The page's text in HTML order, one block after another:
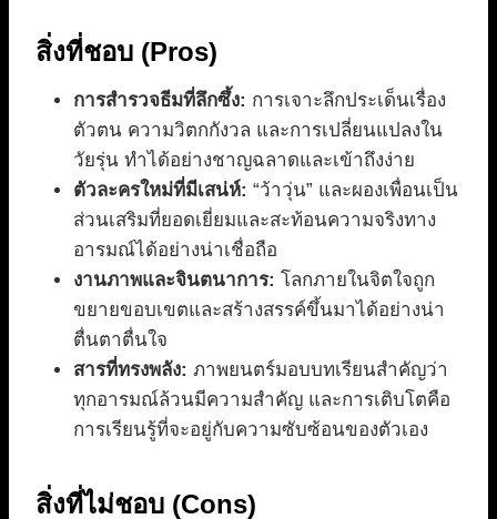
สิ่งที่ชอบ (Pros)
การสำรวจธีมที่ลึกซึ้ง: การเจาะลึกประเด็นเรื่อง
ตัวตน ความวิตกกังวล และการเปลี่ยนแปลงใน
วัยรุ่น ทำได้อย่างชาญฉลาดและเข้าถึงง่าย
ตัวละครใหม่ที่มีเสน่ห์: “ว้าวุ่น” และผองเพื่อนเป็น
ส่วนเสริมที่ยอดเยี่ยมและสะท้อนความจริงทาง
อารมณ์ได้อย่างน่าเชื่อถือ
งานภาพและจินตนาการ: โลกภายในจิตใจถูก
ขยายขอบเขตและสร้างสรรค์ขึ้นมาได้อย่างน่า
ตื่นตาตื่นใจ
สารที่ทรงพลัง: ภาพยนตร์มอบบทเรียนสำคัญว่า
ทุกอารมณ์ล้วนมีความสำคัญ และการเติบโตคือ
การเรียนรู้ที่จะอยู่กับความซับซ้อนของตัวเอง
สิ่งที่ไม่ชอบ (Cons)